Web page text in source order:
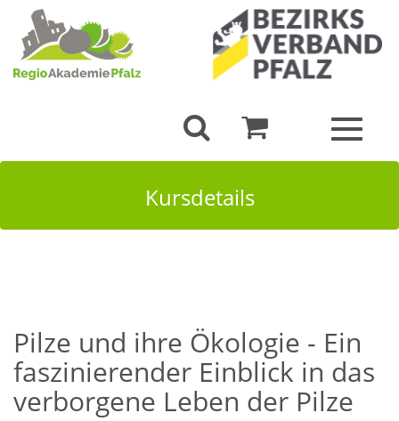
Toggle
Kursdetails
Pilze und ihre Ökologie - Ein
faszinierender Einblick in das
verborgene Leben der Pilze